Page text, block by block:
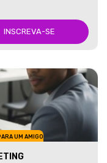
INSCREVA-SE
UM AMIGO